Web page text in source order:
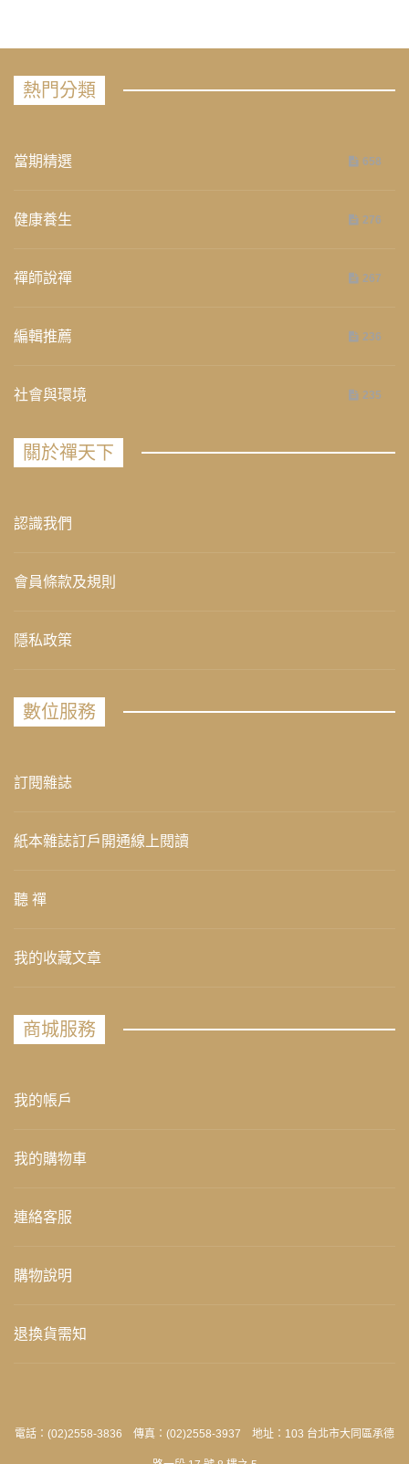
熱門分類
當期精選 658
健康養生 276
禪師說禪 267
編輯推薦 236
社會與環境 235
關於禪天下
認識我們
會員條款及規則
隱私政策
數位服務
訂閱雜誌
紙本雜誌訂戶開通線上閱讀
聽 禪
我的收藏文章
商城服務
我的帳戶
我的購物車
連絡客服
購物說明
退換貨需知
電話：(02)2558-3836 傳真：(02)2558-3937 地址：103 台北市大同區承德